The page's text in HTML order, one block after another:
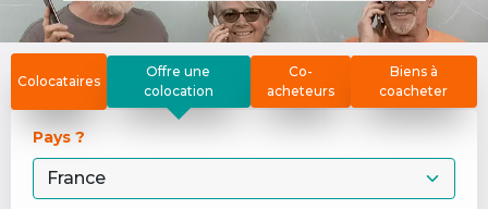
Colocataires
Offre une
colocation
Co-
acheteurs
Biens à
coacheter
Pays ?